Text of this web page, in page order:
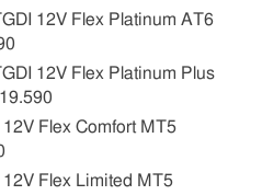
12V Flex Platinum AT6
12V Flex Platinum Plus
Flex Comfort MT5
Flex Limited MT5